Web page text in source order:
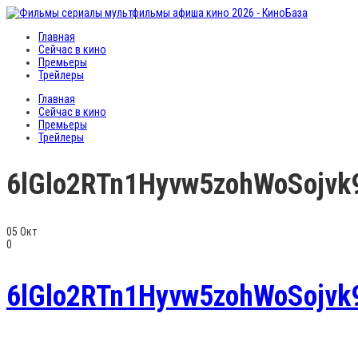
Главная
Сейчас в кино
Премьеры
Трейлеры
Главная
Сейчас в кино
Премьеры
Трейлеры
05 Окт
0